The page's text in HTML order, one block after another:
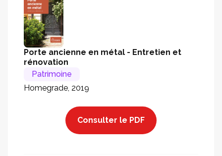
Porte ancienne en métal - Entretien et
rénovation
Patrimoine
Homegrade, 2019
Consulter le PDF